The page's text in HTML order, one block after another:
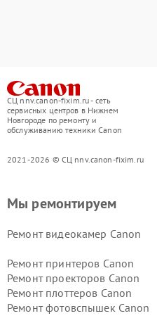
СЦ nnv.canon-fixim.ru - сеть
сервисных центров в Нижнем
Новгороде по ремонту и
обслуживанию техники Canon
2021-2026 © СЦ nnv.canon-fixim.ru
Мы ремонтируем
Ремонт видеокамер Canon
Ремонт принтеров Canon
Ремонт проекторов Canon
Ремонт плоттеров Canon
Ремонт фотовспышек Canon